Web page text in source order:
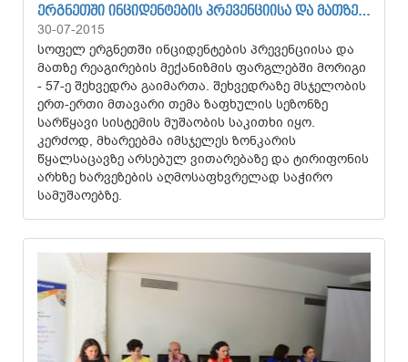
ᲔᲠᲒᲜᲔᲗᲨᲘ ᲘᲜᲪᲘᲓᲔᲜᲢᲔᲑᲘᲡ ᲞᲠᲔᲕᲔᲜᲪᲘᲘᲡᲐ ᲓᲐ ᲛᲐᲗᲖᲔ…
30-07-2015
სოფელ ერგნეთში ინციდენტების პრევენციისა და
მათზე რეაგირების მექანიზმის ფარგლებში მორიგი
- 57-ე შეხვედრა გაიმართა. შეხვედრაზე მსჯელობის
ერთ-ერთი მთავარი თემა ზაფხულის სეზონზე
სარწყავი სისტემის მუშაობის საკითხი იყო.
კერძოდ, მხარეებმა იმსჯელეს ზონკარის
წყალსაცავზე არსებულ ვითარებაზე და ტირიფონის
არხზე ხარვეზების აღმოსაფხვრელად საჭირო
სამუშაოებზე.